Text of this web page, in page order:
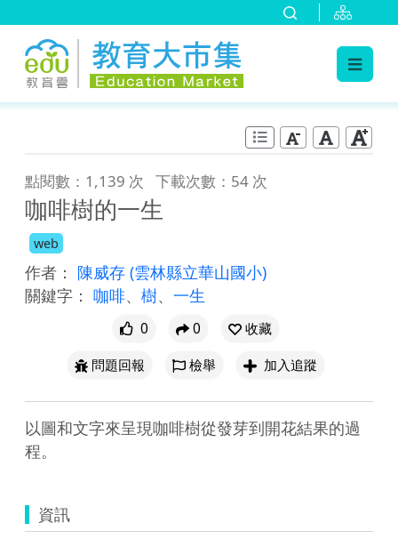
點閱數：1,139 次 下載次數：54 次
咖啡樹的一生
web
作者： 陳威存 (雲林縣立華山國小)
關鍵字： 咖啡、 樹、 一生
0 0
收藏
問題回報
檢舉 加入追蹤
以圖和文字來呈現咖啡樹從發芽到開花結果的過
程。
資訊